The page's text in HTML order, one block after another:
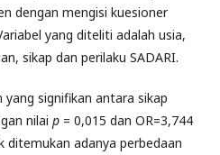
dengan mengisi kuesioner
yang diteliti adalah usia,
sikap dan perilaku SADARI.
signifikan antara sikap
nilai p = 0,015 dan OR=3,744
ditemukan adanya perbedaan